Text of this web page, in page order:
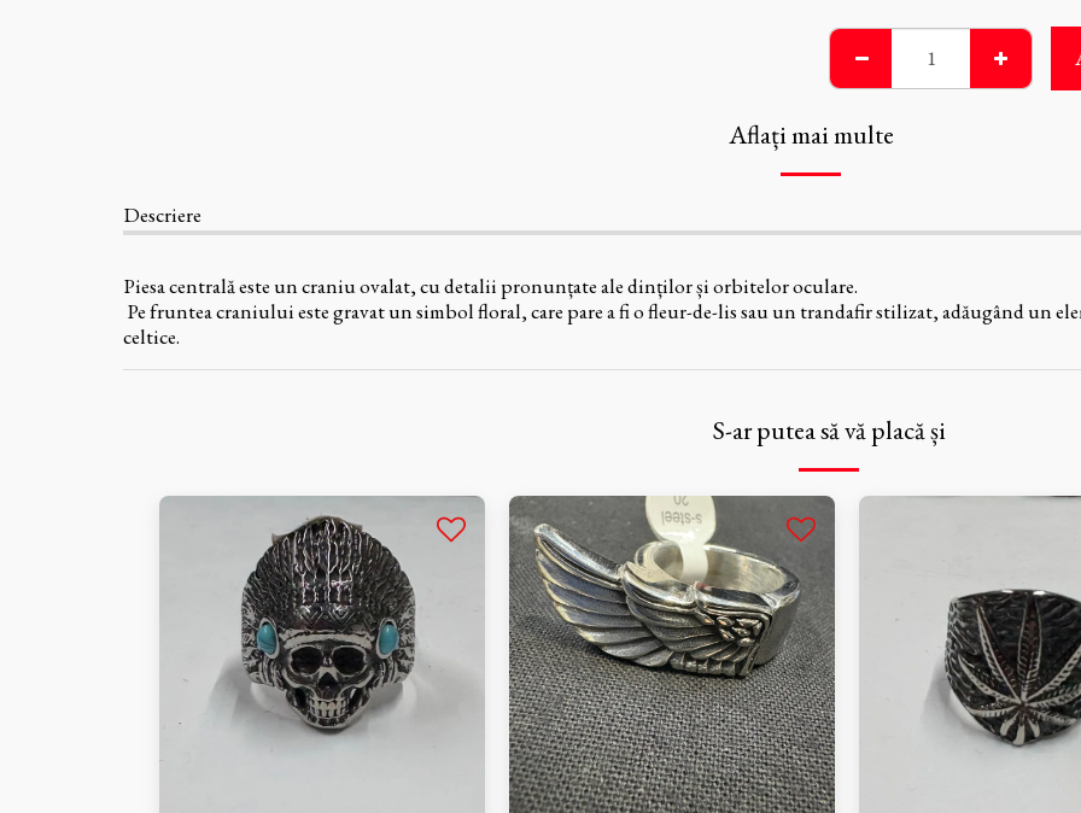
Aflați mai multe
Descriere
Piesa centrală este un craniu ovalat, cu detalii pronunțate ale dinților și orbitelor oculare.
Pe fruntea craniului este gravat un simbol floral, care pare a fi o fleur-de-lis sau un trandafir stilizat, adăugând un
celtice.
S-ar putea să vă placă și